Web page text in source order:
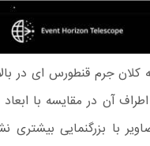
کلان جرم قنطورس ای در
آن در مقایسه با
با بزرگنمایی